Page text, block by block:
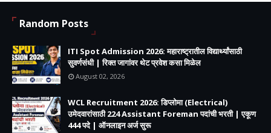
Random Posts
ITI Spot Admission 2026: महाराष्ट्रातील विद्यार्थ्यांसाठी
सुवर्णसंधी | रिक्त जागांवर थेट प्रवेश कसा मिळेल
August 02, 2026
WCL Recruitment 2026: डिप्लोमा (Electrical)
उमेदवारांसाठी 224 Assistant Foreman पदांची भरती | एकूण
444 पदे | ऑनलाइन अर्ज सुरू